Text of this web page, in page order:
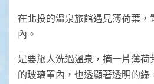
在北投的溫泉旅館遇見薄荷葉，
內。
是要旅人洗過溫泉，摘一片薄荷
的玻璃罩內，也透顯著透明的綠